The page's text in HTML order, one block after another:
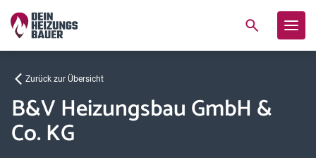
Zurück zur Übersicht
B&V Heizungsbau GmbH &
Co. KG